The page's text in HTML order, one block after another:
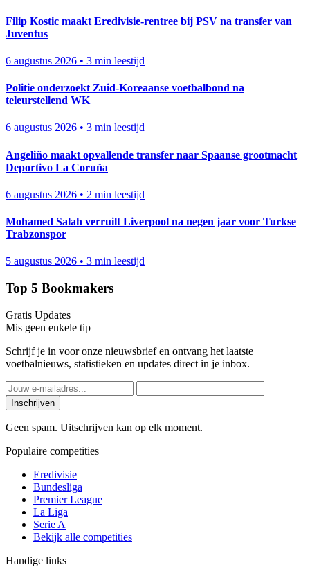
Filip Kostic maakt Eredivisie-rentree bij PSV na transfer van
Juventus
6 augustus 2026 • 3 min leestijd
Politie onderzoekt Zuid-Koreaanse voetbalbond na
teleurstellend WK
6 augustus 2026 • 3 min leestijd
Angeliño maakt opvallende transfer naar Spaanse grootmacht
Deportivo La Coruña
6 augustus 2026 • 2 min leestijd
Mohamed Salah verruilt Liverpool na negen jaar voor Turkse
Trabzonspor
5 augustus 2026 • 3 min leestijd
Top 5 Bookmakers
Gratis Updates
Mis geen enkele tip
Schrijf je in voor onze nieuwsbrief en ontvang het laatste
voetbalnieuws, statistieken en updates direct in je inbox.
Inschrijven
Geen spam. Uitschrijven kan op elk moment.
Populaire competities
Eredivisie
Bundesliga
Premier League
La Liga
Serie A
Bekijk alle competities
Handige links